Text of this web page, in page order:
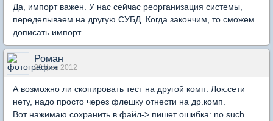
Да, импорт важен. У нас сейчас реорганизация системы,
переделываем на другую СУБД. Когда закончим, то сможем
дописать импорт
Роман
29 фев 2012
А возможно ли скопировать тест на другой комп. Лок.сети
нету, надо просто через флешку отнести на др.комп.
Вот нажимаю сохранить в файл-> пишет ошибка: no such